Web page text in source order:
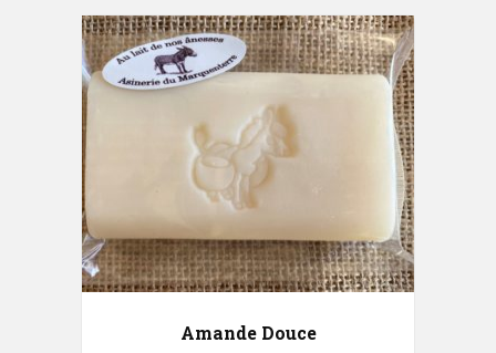
Amande Douce